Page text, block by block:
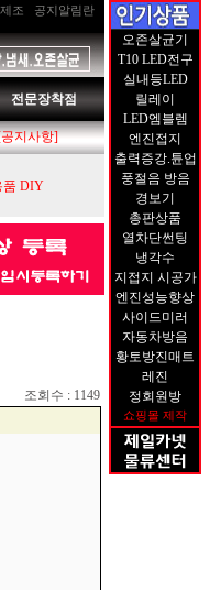
조 공지알림란
전문장착점
지사항]
품 DIY
조회수 : 1149
오존살균기
T10 LED전구
실내등LED
릴레이
LED엠블렘
엔진접지
출력증강.튠업
풍절음 방음
경보기
총판상품
열차단썬팅
냉각수
지접지 시공가
엔진성능향상
사이드미러
자동차방음
황토방진매트
레진
정회원방
쇼핑몰 제작